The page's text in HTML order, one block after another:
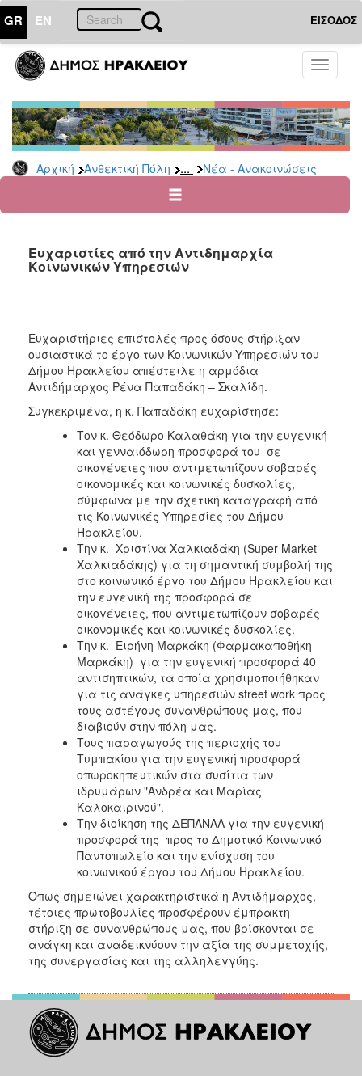
GR EN ΕΙΣΟΔΟΣ
Toggle
Αρχική Ανθεκτική Πόλη ... Νέα - Ανακοινώσεις
ΑΝΘΕΚΤΙΚΗ
ΠΟΛΗ
Κοινωνική
Πολιτική
Νέα
Ανακοινώσεις
για
Οικονομική
Καταστροφές
Κέντρα
Κοινοτικής
Φροντίδας
(Κ.Α.Π.Η.)
Κέντρα
Δημιουργικής
Απασχόλησης
Παιδιών
(Κ.Δ.Α.Π.)
Κέντρα
Ημερήσιας
Φροντίδας
Ηλικιωμένων
(Κ.Η.Φ.Η.)
Κ.Δ.Α.Π.Α.μεΑ.
Αδειοδότηση
Έλεγχος
Βρεφονηπιακών
Σταθμών
Δημοτικό
Ιατρείο
Ξενώνας
Φιλοξενίας
Γυναικών
Κέντρο
Κοινότητας
Κοινωνικό
Φαρμακείο
Κοινωνικό
Παντοπωλείο
Ισότητα
των
Φύλων
Υγεία
Αυτόματοι
Απινιδωτές
Ευχαριστίες από την Αντιδημαρχία
Κοινωνικών Υπηρεσιών
Ευχαριστήριες επιστολές προς όσους στήριξαν
ουσιαστικά το έργο των Κοινωνικών Υπηρεσιών του
Δήμου Ηρακλείου απέστειλε η αρμόδια
Αντιδήμαρχος Ρένα Παπαδάκη – Σκαλίδη.
Συγκεκριμένα, η κ. Παπαδάκη ευχαρίστησε:
Τον κ. Θεόδωρο Καλαθάκη για την ευγενική
και γενναιόδωρη προσφορά του σε
οικογένειες που αντιμετωπίζουν σοβαρές
οικονομικές και κοινωνικές δυσκολίες,
σύμφωνα με την σχετική καταγραφή από
τις Κοινωνικές Υπηρεσίες του Δήμου
Ηρακλείου.
Την κ. Χριστίνα Χαλκιαδάκη (Super Market
Χαλκιαδάκης) για τη σημαντική συμβολή της
στο κοινωνικό έργο του Δήμου Ηρακλείου και
την ευγενική της προσφορά σε
οικογένειες, που αντιμετωπίζουν σοβαρές
οικονομικές και κοινωνικές δυσκολίες.
Την κ. Ειρήνη Μαρκάκη (Φαρμακαποθήκη
Μαρκάκη) για την ευγενική προσφορά 40
αντισηπτικών, τα οποία χρησιμοποιήθηκαν
για τις ανάγκες υπηρεσιών street work προς
τους αστέγους συνανθρώπους μας, που
διαβιούν στην πόλη μας.
Tους παραγωγούς της περιοχής του
Τυμπακίου για την ευγενική προσφορά
οπωροκηπευτικών στα συσίτια των
ιδρυμάρων "Ανδρέα και Μαρίας
Καλοκαιρινού".
Την διοίκηση της ΔΕΠΑΝΑΛ για την ευγενική
προσφορά της προς το Δημοτικό Κοινωνικό
Παντοπωλείο και την ενίσχυση του
κοινωνικού έργου του Δήμου Ηρακλείου.
Όπως σημειώνει χαρακτηριστικά η Αντιδήμαρχος,
τέτοιες πρωτοβουλίες προσφέρουν έμπρακτη
στήριξη σε συνανθρώπους μας, που βρίσκονται σε
ανάγκη και αναδεικνύουν την αξία της συμμετοχής,
της συνεργασίας και της αλληλεγγύης.